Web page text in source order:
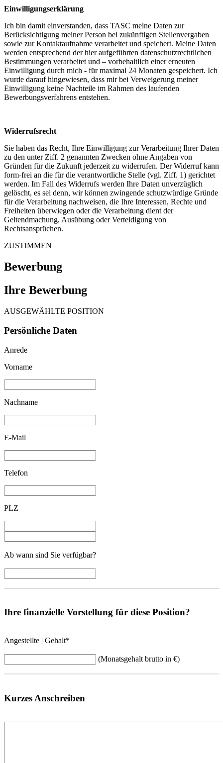
Einwilligungserklärung
Ich bin damit einverstanden, dass TASC meine Daten zur
Berücksichtigung meiner Person bei zukünftigen Stellenvergaben
sowie zur Kontaktaufnahme verarbeitet und speichert. Meine Daten
werden entsprechend der hier aufgeführten datenschutzrechtlichen
Bestimmungen verarbeitet und – vorbehaltlich einer erneuten
Einwilligung durch mich - für maximal 24 Monaten gespeichert. Ich
wurde darauf hingewiesen, dass mir bei Verweigerung meiner
Einwilligung keine Nachteile im Rahmen des laufenden
Bewerbungsverfahrens entstehen.
Widerrufsrecht
Sie haben das Recht, Ihre Einwilligung zur Verarbeitung Ihrer Daten
zu den unter Ziff. 2 genannten Zwecken ohne Angaben von
Gründen für die Zukunft jederzeit zu widerrufen. Der Widerruf kann
form-frei an die für die verantwortliche Stelle (vgl. Ziff. 1) gerichtet
werden. Im Fall des Widerrufs werden Ihre Daten unverzüglich
gelöscht, es sei denn, wir können zwingende schutzwürdige Gründe
für die Verarbeitung nachweisen, die Ihre Interessen, Rechte und
Freiheiten überwiegen oder die Verarbeitung dient der
Geltendmachung, Ausübung oder Verteidigung von
Rechtsansprüchen.
ZUSTIMMEN
Bewerbung
Ihre Bewerbung
AUSGEWÄHLTE POSITION
Persönliche Daten
Anrede
Vorname
Nachname
E-Mail
Telefon
PLZ
Ab wann sind Sie verfügbar?
Ihre finanzielle Vorstellung für diese Position?
Angestellte | Gehalt*
(Monatsgehalt brutto in €)
Kurzes Anschreiben